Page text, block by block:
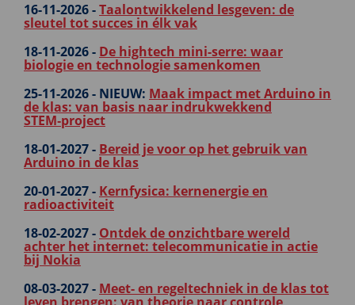
16-11-2026 -Taalontwikkelend lesgeven: de
sleutel tot succes in élk vak
18-11-2026 - De hightech mini-serre: waar
biologie en technologie samenkomen
25-11-2026 - NIEUW: Maak impact met Arduino in
de klas: van basis naar indrukwekkend
STEM‑project
18-01-2027 - Bereid je voor op het gebruik van
Arduino in de klas
20-01-2027 - Kernfysica: kernenergie en
radioactiviteit
18-02-2027 - Ontdek de onzichtbare wereld
achter het internet: telecommunicatie in actie
bij Nokia
08-03-2027 - Meet- en regeltechniek in de klas tot